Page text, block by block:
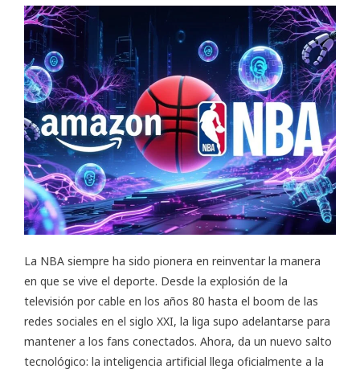
La NBA siempre ha sido pionera en reinventar la manera
en que se vive el deporte. Desde la explosión de la
televisión por cable en los años 80 hasta el boom de las
redes sociales en el siglo XXI, la liga supo adelantarse para
mantener a los fans conectados. Ahora, da un nuevo salto
tecnológico: la inteligencia artificial llega oficialmente a la